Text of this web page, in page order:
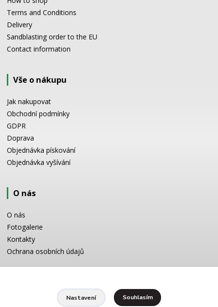
Terms and Conditions
Delivery
Sandblasting order to the EU
Contact information
Vše o nákupu
Jak nakupovat
Obchodní podmínky
GDPR
Doprava
Objednávka pískování
Objednávka vyšívání
O nás
O nás
Fotogalerie
Kontakty
Ochrana osobních údajů
Potřebujete poradit s výběrem? Neváhejte se zeptat:
Nastavení Souhlasím